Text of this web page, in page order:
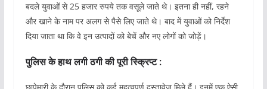
बदले युवाओं से 25 हजार रुपये तक वसूले जाते थे। इतना ही नहीं, रहने
और खाने के नाम पर अलग से पैसे लिए जाते थे। बाद में युवाओं को निर्देश
दिया जाता था कि वे इन उत्पादों को बेचें और नए लोगों को जोड़ें।
पुलिस के हाथ लगी ठगी की पूरी स्क्रिप्ट :